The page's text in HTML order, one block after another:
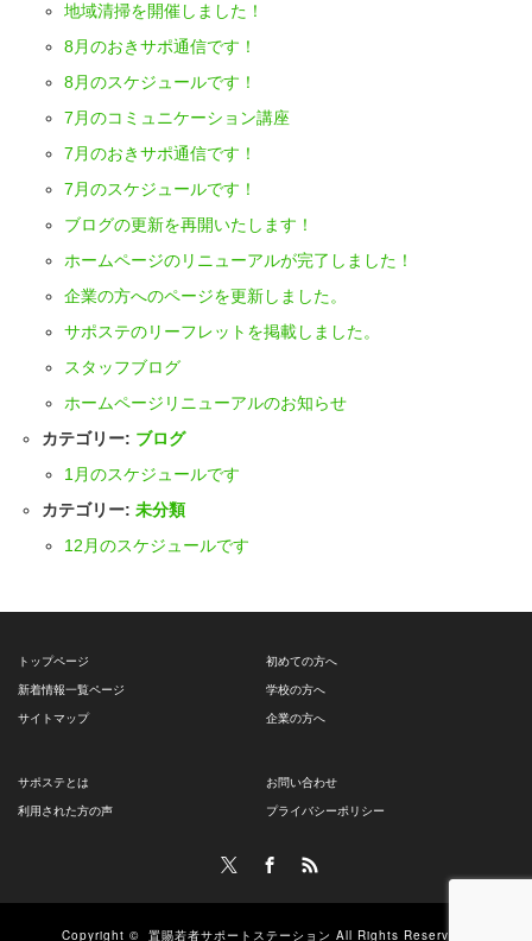
地域清掃を開催しました！
8月のおきサポ通信です！
8月のスケジュールです！
7月のコミュニケーション講座
7月のおきサポ通信です！
7月のスケジュールです！
ブログの更新を再開いたします！
ホームページのリニューアルが完了しました！
企業の方へのページを更新しました。
サポステのリーフレットを掲載しました。
スタッフブログ
ホームページリニューアルのお知らせ
カテゴリー: ブログ
1月のスケジュールです
カテゴリー: 未分類
12月のスケジュールです
トップページ
新着情報一覧ページ
サイトマップ
初めての方へ
学校の方へ
企業の方へ
サポステとは
利用された方の声
お問い合わせ
プライバシーポリシー
Copyright © 置賜若者サポートステーション All Rights Reserved.